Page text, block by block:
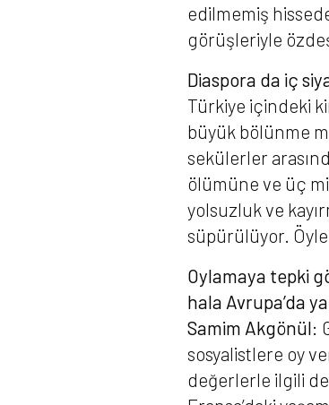
edilmemiş
görüşleriyle
Diaspora da iç
Türkiye içindeki
büyük bölünme
sekülerler
ölümüne ve üç
yolsuzluk ve
süpürülüyor.
Oylamaya tepki
hala Avrupa’da
Samim Akgönül:
sosyalistlere oy
değerlerle ilgili